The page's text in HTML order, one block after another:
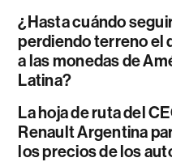
¿Hasta cuándo
perdiendo terreno el
a las monedas de
Latina?
La hoja de ruta del
Renault Argentina
los precios de los